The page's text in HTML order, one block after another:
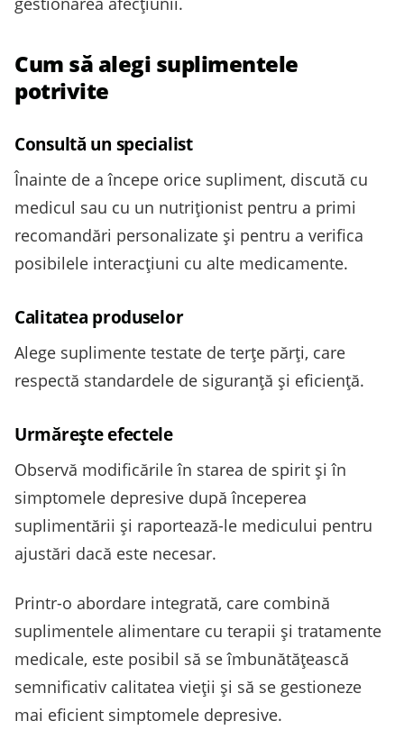
Cum să alegi suplimentele
potrivite
Consultă un specialist
Înainte de a începe orice supliment, discută cu
medicul sau cu un nutriționist pentru a primi
recomandări personalizate și pentru a verifica
posibilele interacțiuni cu alte medicamente.
Calitatea produselor
Alege suplimente testate de terțe părți, care
respectă standardele de siguranță și eficiență.
Urmărește efectele
Observă modificările în starea de spirit și în
simptomele depresive după începerea
suplimentării și raportează-le medicului pentru
ajustări dacă este necesar.
Printr-o abordare integrată, care combină
suplimentele alimentare cu terapii și tratamente
medicale, este posibil să se îmbunătățească
semnificativ calitatea vieții și să se gestioneze
mai eficient simptomele depresive.